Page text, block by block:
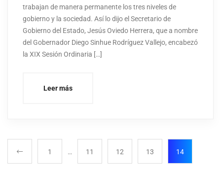
trabajan de manera permanente los tres niveles de
gobierno y la sociedad. Así lo dijo el Secretario de
Gobierno del Estado, Jesús Oviedo Herrera, que a nombre
del Gobernador Diego Sinhue Rodríguez Vallejo, encabezó
la XIX Sesión Ordinaria […]
Leer más
1 … 11 12 13 14